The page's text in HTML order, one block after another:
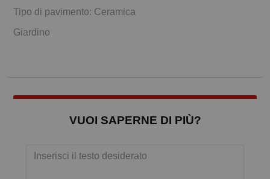
Tipo di pavimento: Ceramica
Giardino
VUOI SAPERNE DI PIÙ?